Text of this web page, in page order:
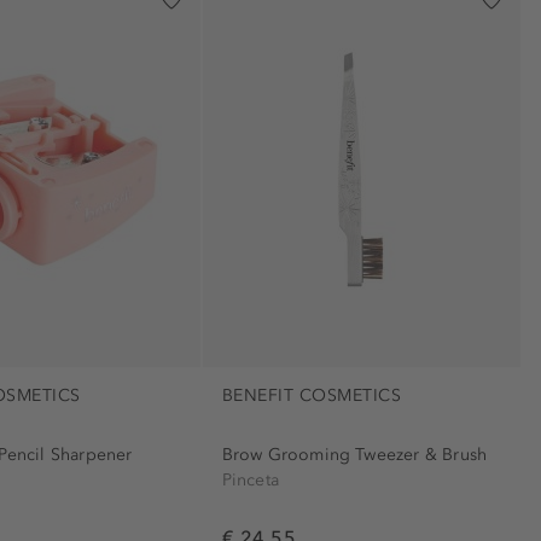
Sharpener
BENEFIT COSMETICS
Brow Grooming Tweezer & Brush
Pinceta